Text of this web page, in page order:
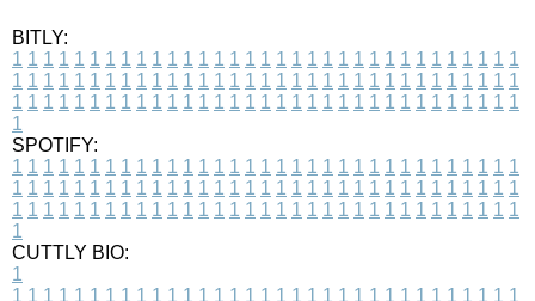
BITLY:
1 1 1 1 1 1 1 1 1 1 1 1 1 1 1 1 1 1 1 1 1 1 1 1 1 1 1 1 1 1 1 1 1
1 1 1 1 1 1 1 1 1 1 1 1 1 1 1 1 1 1 1 1 1 1 1 1 1 1 1 1 1 1 1 1 1
1 1 1 1 1 1 1 1 1 1 1 1 1 1 1 1 1 1 1 1 1 1 1 1 1 1 1 1 1 1 1 1 1
1
SPOTIFY:
1 1 1 1 1 1 1 1 1 1 1 1 1 1 1 1 1 1 1 1 1 1 1 1 1 1 1 1 1 1 1 1 1
1 1 1 1 1 1 1 1 1 1 1 1 1 1 1 1 1 1 1 1 1 1 1 1 1 1 1 1 1 1 1 1 1
1 1 1 1 1 1 1 1 1 1 1 1 1 1 1 1 1 1 1 1 1 1 1 1 1 1 1 1 1 1 1 1 1
1
CUTTLY BIO:
1
1 1 1 1 1 1 1 1 1 1 1 1 1 1 1 1 1 1 1 1 1 1 1 1 1 1 1 1 1 1 1 1 1